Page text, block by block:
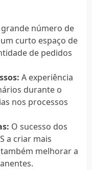
número de
curto espaço de
de pedidos
A experiência
durante o
nos processos
O sucesso dos
a criar mais
melhorar a